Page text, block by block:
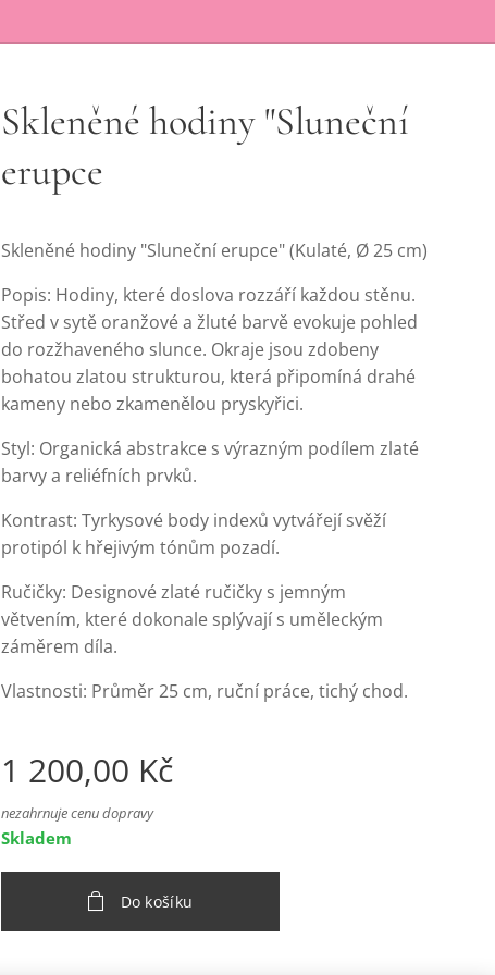
Skleněné hodiny "Sluneční
erupce
Skleněné hodiny "Sluneční erupce" (Kulaté, Ø 25 cm)
Popis: Hodiny, které doslova rozzáří každou stěnu.
Střed v sytě oranžové a žluté barvě evokuje pohled
do rozžhaveného slunce. Okraje jsou zdobeny
bohatou zlatou strukturou, která připomíná drahé
kameny nebo zkamenělou pryskyřici.
Styl: Organická abstrakce s výrazným podílem zlaté
barvy a reliéfních prvků.
Kontrast: Tyrkysové body indexů vytvářejí svěží
protipól k hřejivým tónům pozadí.
Ručičky: Designové zlaté ručičky s jemným
větvením, které dokonale splývají s uměleckým
záměrem díla.
Vlastnosti: Průměr 25 cm, ruční práce, tichý chod.
1 200,00 Kč
nezahrnuje cenu dopravy
Skladem
Do košíku